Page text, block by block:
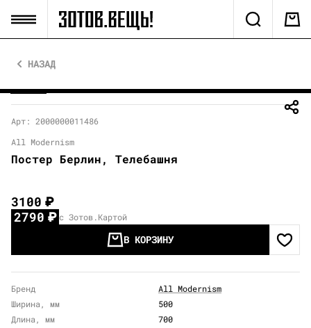
НАЗАД
Арт: 2000000011486
All Modernism
Постер Берлин, Телебашня
3100₽
2790₽ с Зотов.Картой
В КОРЗИНУ
Бренд
All Modernism
Ширина, мм
500
Длина, мм
700